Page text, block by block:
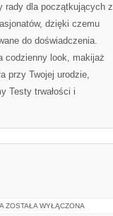
rady dla początkujących z
dzięki czemu
do doświadczenia.
codzienny look, makijaż
przy Twojej urodzie,
Testy trwałości i
PIERWSZA
ZOSTAŁA WYŁĄCZONA